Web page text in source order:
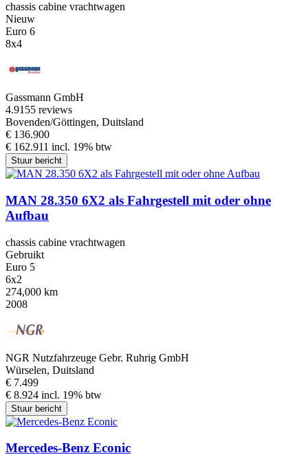
chassis cabine vrachtwagen
Nieuw
Euro 6
8x4
Gassmann GmbH
4.9155 reviews
Bovenden/Göttingen, Duitsland
€ 136.900
€ 162.911 incl. 19% btw
Stuur bericht
MAN 28.350 6X2 als Fahrgestell mit oder ohne
Aufbau
chassis cabine vrachtwagen
Gebruikt
Euro 5
6x2
274,000 km
2008
NGR Nutzfahrzeuge Gebr. Ruhrig GmbH
Würselen, Duitsland
€ 7.499
€ 8.924 incl. 19% btw
Stuur bericht
Mercedes-Benz Econic